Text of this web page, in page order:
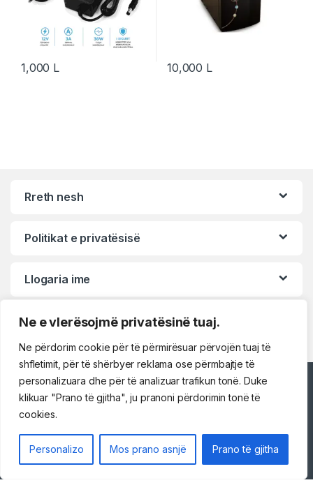
Ne e vlerësojmë privatësinë tuaj.
Ne përdorim cookie për të përmirësuar përvojën tuaj të
shfletimit, për të shërbyer reklama ose përmbajtje të
personalizuara dhe për të analizuar trafikun tonë. Duke
klikuar "Prano të gjitha", ju pranoni përdorimin tonë të
cookies.
Personalizo Mos prano asnjë Prano të gjitha
1,000 L 10,000 L
Rreth nesh
Politikat e privatësisë
Llogaria ime
Na kontaktoni
069 73 48 717
Përshëndetje!